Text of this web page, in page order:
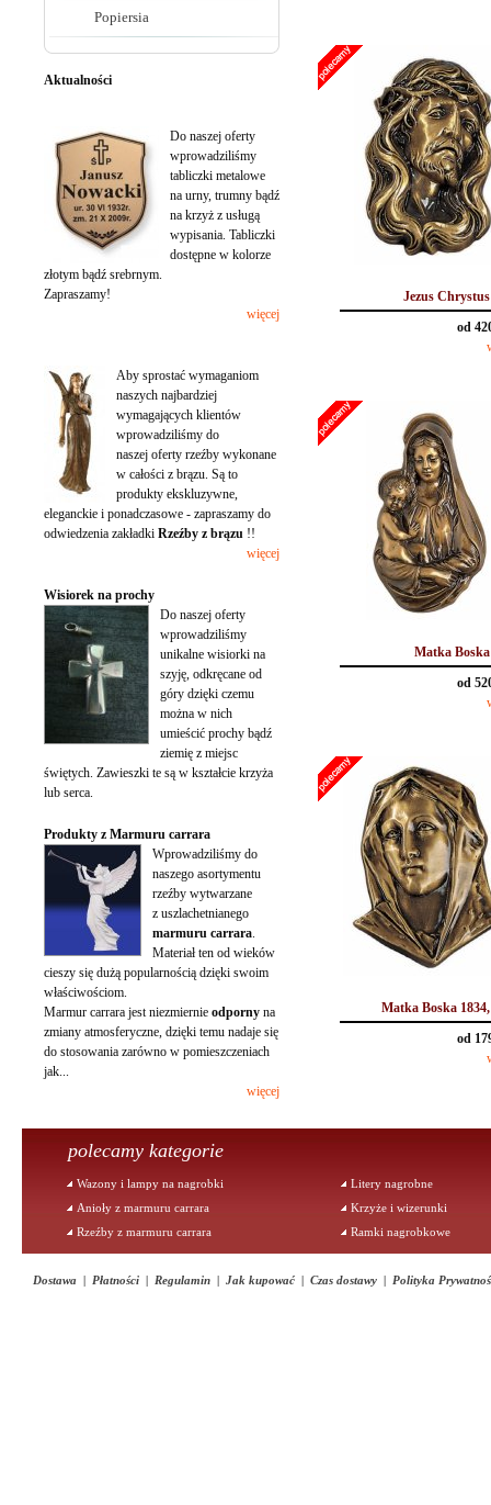
Popiersia
Aktualności
Do naszej oferty
wprowadziliśmy
tabliczki metalowe
na urny, trumny bądź
na krzyż z usługą
wypisania. Tabliczki
dostępne w kolorze
złotym bądź srebrnym.
Zapraszamy!
więcej
Aby sprostać wymaganiom
naszych najbardziej
wymagających klientów
wprowadziliśmy do
naszej oferty rzeźby wykonane
w całości z brązu. Są to
produkty ekskluzywne,
eleganckie i ponadczasowe - zapraszamy do
odwiedzenia zakładki Rzeźby z brązu !!
więcej
Wisiorek na prochy
Do naszej oferty
wprowadziliśmy
unikalne wisiorki na
szyję, odkręcane od
góry dzięki czemu
można w nich
umieścić prochy bądź
ziemię z miejsc
świętych. Zawieszki te są w kształcie krzyża
lub serca.
Produkty z Marmuru carrara
Wprowadziliśmy do
naszego asortymentu
rzeźby wytwarzane
z uszlachetnianego
marmuru carrara.
Materiał ten od wieków
cieszy się dużą popularnością dzięki swoim
właściwościom.
Marmur carrara jest niezmiernie odporny na
zmiany atmosferyczne, dzięki temu nadaje się
do stosowania zarówno w pomieszczeniach
jak...
więcej
Jezus
od
Matka Boska
od
Matka Boska
od
polecamy kategorie
Wazony i lampy na nagrobki
Litery nagrobne
Anioły z marmuru carrara
Krzyże i wizerunki
Rzeźby z marmuru carrara
Ramki nagrobkowe
Dostawa | Płatności | Regulamin | Jak kupować | Czas dostawy | Polityka